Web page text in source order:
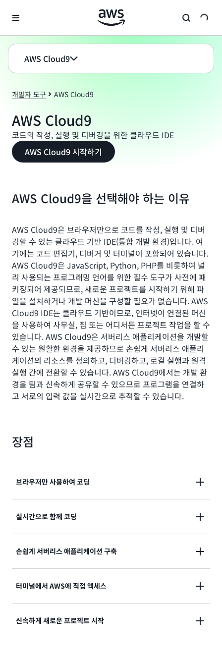
AWS Cloud9
개발자 도구 AWS Cloud9
AWS Cloud9
코드의 작성, 실행 및 디버깅을 위한 클라우드 IDE
AWS Cloud9 시작하기
AWS Cloud9을 선택해야 하는 이유
AWS Cloud9은 브라우저만으로 코드를 작성, 실행 및 디버
깅할 수 있는 클라우드 기반 IDE(통합 개발 환경)입니다. 여
기에는 코드 편집기, 디버거 및 터미널이 포함되어 있습니다.
AWS Cloud9은 JavaScript, Python, PHP를 비롯하여 널
리 사용되는 프로그래밍 언어를 위한 필수 도구가 사전에 패
키징되어 제공되므로, 새로운 프로젝트를 시작하기 위해 파
일을 설치하거나 개발 머신을 구성할 필요가 없습니다. AWS
Cloud9 IDE는 클라우드 기반이므로, 인터넷이 연결된 머신
을 사용하여 사무실, 집 또는 어디서든 프로젝트 작업을 할 수
있습니다. AWS Cloud9은 서버리스 애플리케이션을 개발할
수 있는 원활한 환경을 제공하므로 손쉽게 서버리스 애플리
케이션의 리소스를 정의하고, 디버깅하고, 로컬 실행과 원격
실행 간에 전환할 수 있습니다. AWS Cloud9에서는 개발 환
경을 팀과 신속하게 공유할 수 있으므로 프로그램을 연결하
고 서로의 입력 값을 실시간으로 추적할 수 있습니다.
장점
브라우저만 사용하여 코딩
AWS Cloud9은 관리형 Amazon EC2 인스턴스 또는
하거나 유지 관리하지 않아도 브라우저만 있으며 애플리
드 완성, 디버깅 단계와 같은 유용하고 시간이 절약되는
기능이 포함되어 있습니다. AWS Cloud9 터미널은 브
설치하고 git push를 실행하거나 명령을 입력할 수 있습
실시간으로 함께 코딩
AWS Cloud9를 사용하면 코드 협업이 더 쉬워집니다.
서로 입력하는 것을 실시간으로 보고 IDE 내에서 바로
손쉽게 서버리스 애플리케이션 구축
AWS Cloud9을 사용하면 서버리스 애플리케이션을 더
러그인으로 개발 환경을 사전에 구성합니다. 또한 AWS
터미널에서 AWS에 직접 액세스
AWS Cloud9에는 사전에 인증된 AWS 명령줄 인터페
신속하게 새로운 프로젝트 시작